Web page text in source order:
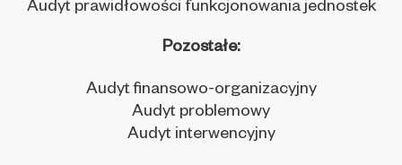
Audyt prawidłowości funkcjonowania jednostek
Pozostałe:
Audyt finansowo-organizacyjny
Audyt problemowy
Audyt interwencyjny